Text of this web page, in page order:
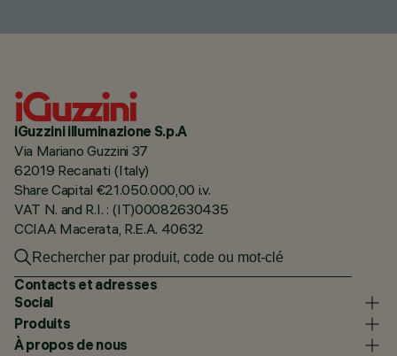
iGuzzini illuminazione S.p.A
Via Mariano Guzzini 37
62019 Recanati (Italy)
Share Capital €21.050.000,00 i.v.
VAT N. and R.I. : (IT)00082630435
CCIAA Macerata, R.E.A. 40632
Contacts et adresses
Social
Produits
À propos de nous